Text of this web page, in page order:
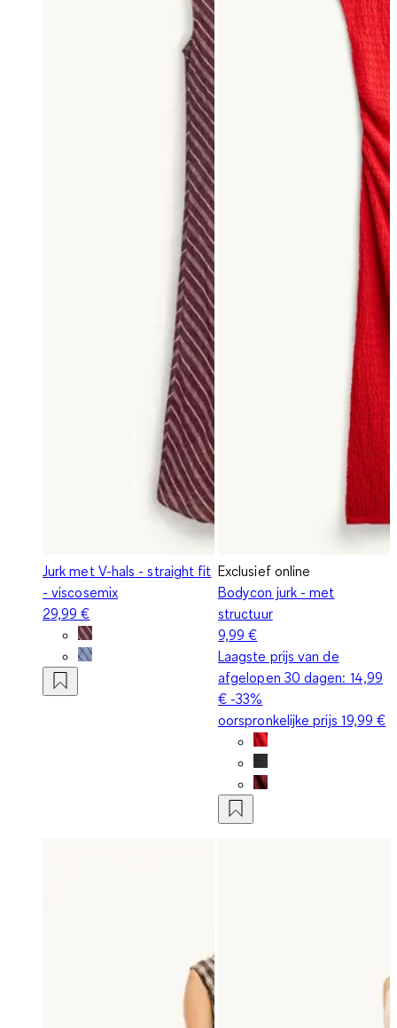
Jurk met V-hals - straight fit
- viscosemix
29,99 €
Exclusief online
Bodycon jurk - met
structuur
9,99 €
Laagste prijs van de
afgelopen 30 dagen: 14,99
€ -33%
oorspronkelijke prijs 19,99 €